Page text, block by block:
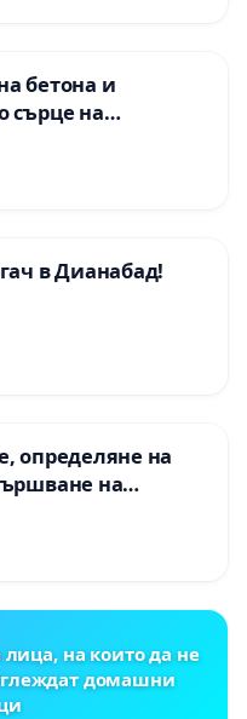
бетона и
сърце на
Враца
в Дианабад!
определяне на
на
пътен възел АМ
Мирово - к.к.
на които да не
домашни